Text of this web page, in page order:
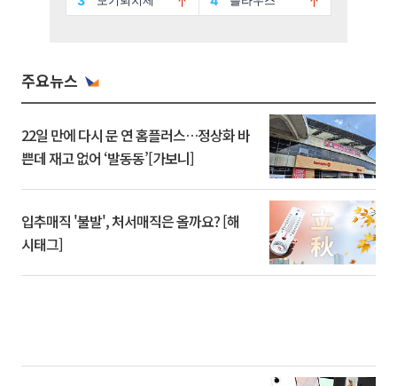
주요뉴스
22일 만에 다시 문 연 홈플러스…정상화 바
쁜데 재고 없어 ‘발동동’[가보니]
입추매직 '불발', 처서매직은 올까요? [해
시태그]